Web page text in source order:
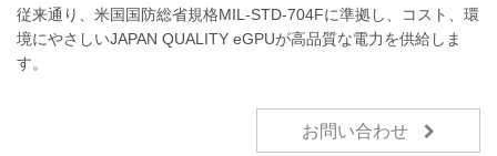
従来通り、米国国防総省規格MIL-STD-704Fに準拠し、コスト、環
境にやさしいJAPAN QUALITY eGPUが高品質な電力を供給しま
す。
お問い合わせ